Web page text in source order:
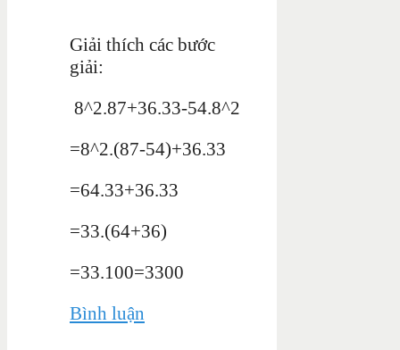
Giải thích các bước
giải:
8^2.87+36.33-54.8^2
=8^2.(87-54)+36.33
=64.33+36.33
=33.(64+36)
=33.100=3300
Bình luận